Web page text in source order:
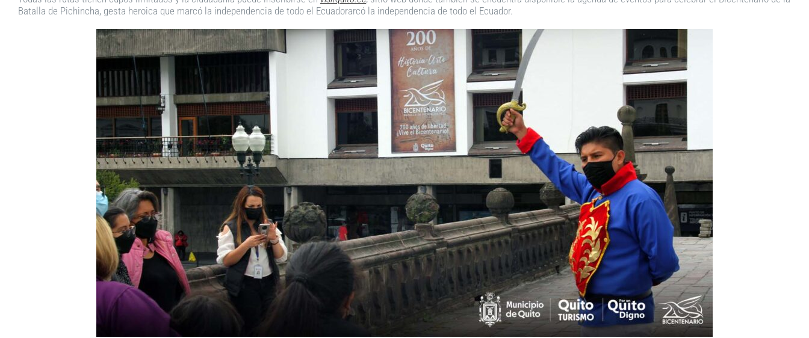
Batalla de Pichincha, gesta heroica que marcó la independencia de todo el Ecuadorarcó la independencia de todo el Ecuador.